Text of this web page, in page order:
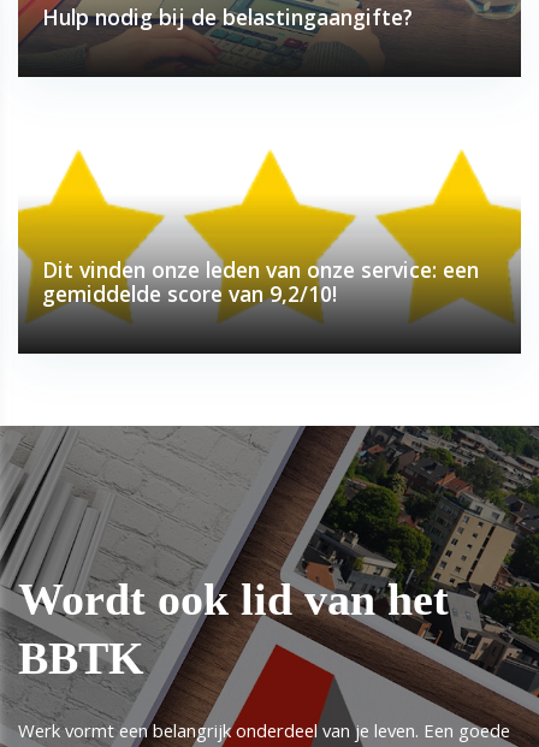
Hulp nodig bij de belastingaangifte?
Dit vinden onze leden van onze service: een
gemiddelde score van 9,2/10!
Wordt ook lid van het
BBTK
Werk vormt een belangrijk onderdeel van je leven. Een goede